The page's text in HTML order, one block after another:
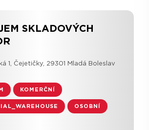
SKLADOVÝCH
1, Čejetičky, 29301 Mladá Boleslav
KOMERČNÍ
OSOBNÍ